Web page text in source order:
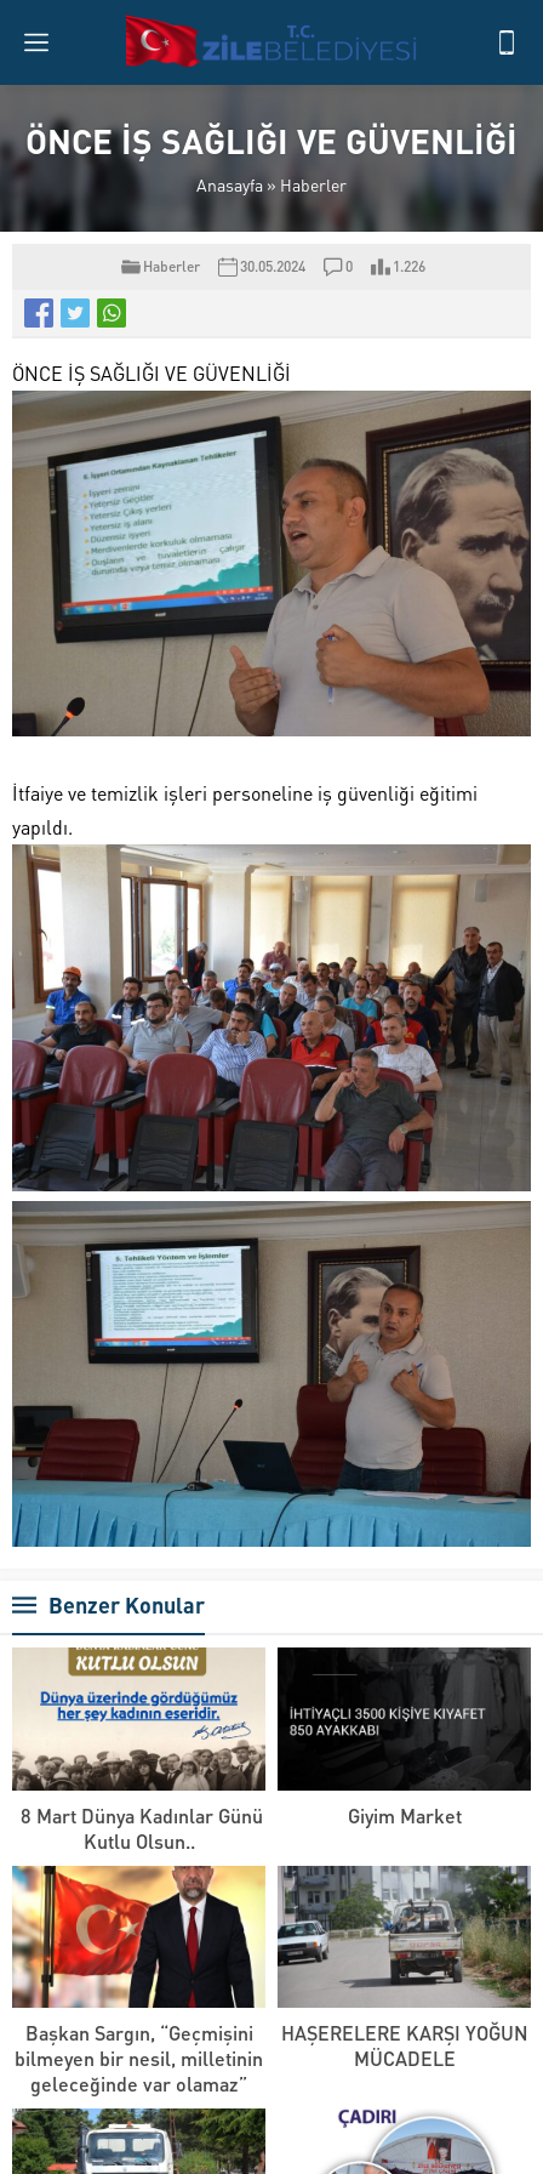
ÖNCE İŞ SAĞLIĞI VE GÜVENLİĞİ
Anasayfa » Haberler
Haberler 30.05.2024 0 1.226
ÖNCE İŞ SAĞLIĞI VE GÜVENLİĞİ
İtfaiye ve temizlik işleri personeline iş güvenliği eğitimi
yapıldı.
Benzer Konular
8 Mart Dünya Kadınlar Günü
Kutlu Olsun..
Giyim Market
Başkan Sargın, “Geçmişini
bilmeyen bir nesil, milletinin
geleceğinde var olamaz”
HAŞERELERE KARŞI YOĞUN
MÜCADELE